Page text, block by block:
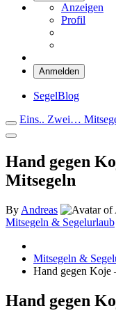
Anzeigen
Profil
Anmelden
SegelBlog
Eins.. Zwei…
Hand gegen
Mitsegeln
By Andreas
Mitsegeln & Segelurlaub
Mitsegeln &
Hand gegen Koje
Hand gegen